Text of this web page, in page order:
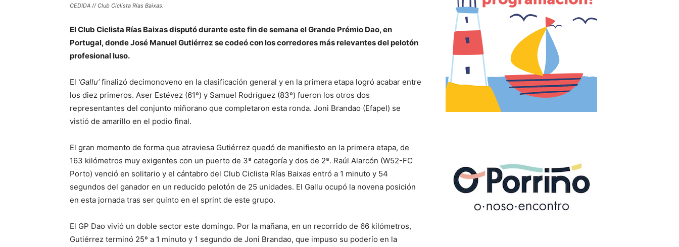
CEDIDA // Club Ciclista Rías Baixas.
El Club Ciclista Rías Baixas disputó durante este fin de semana el Grande Prémio Dao, en
Portugal, donde José Manuel Gutiérrez se codeó con los corredores más relevantes del pelotón
profesional luso.
El ‘Gallu’finalizó decimonoveno en la clasificación general y en la primera etapa logró acabar entre
los diez primeros. Aser Estévez (61º) y Samuel Rodríguez (83º) fueron los otros dos
representantes del conjunto miñorano que completaron esta ronda. Joni Brandao (Efapel) se
vistió de amarillo en el podio final.
El gran momento de forma que atraviesa Gutiérrez quedó de manifiesto en la primera etapa, de
163 kilómetros muy exigentes con un puerto de 3ª categoría y dos de 2ª. Raúl Alarcón (W52-FC
Porto) venció en solitario y el cántabro del Club Ciclista Rías Baixas entró a 1 minuto y 54
segundos del ganador en un reducido pelotón de 25 unidades. El Gallu ocupó la novena posición
en esta jornada tras ser quinto en el sprint de este grupo.
El GP Dao vivió un doble sector este domingo. Por la mañana, en un recorrido de 66 kilómetros,
Gutiérrez terminó 25º a 1 minuto y 1 segundo de Joni Brandao, que impuso su poderío en la